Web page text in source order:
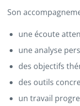
Son
une écoute
une analyse
des objectifs
des outils
un travail